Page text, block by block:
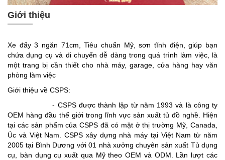
Giới thiệu
Xe đẩy 3 ngăn 71cm, Tiêu chuẩn Mỹ, sơn tĩnh điện, giúp bạn
chứa dụng cụ và di chuyển dễ dàng trong quá trình làm việc, là
một trang bị cần thiết cho nhà máy, garage, cửa hàng hay văn
phòng làm việc
Giới thiệu về CSPS:
- CSPS được thành lập từ năm 1993 và là công ty
OEM hàng đầu thế giới trong lĩnh vực sản xuất tủ đồ nghề. Hiện
tại các sản phẩm của CSPS đã có mặt ở thị trường Mỹ, Canada,
Úc và Việt Nam. CSPS xây dựng nhà máy tại Việt Nam từ năm
2005 tại Bình Dương với 01 nhà xưởng chuyên sản xuất Tủ dụng
cụ, bàn dụng cụ xuất qua Mỹ theo OEM và ODM. Lần lượt các